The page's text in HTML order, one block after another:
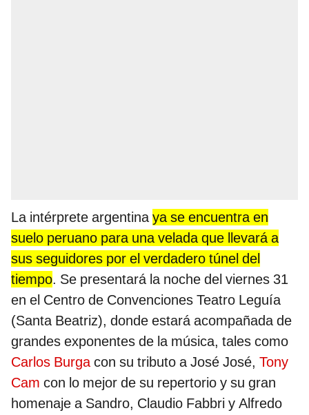
La intérprete argentinaya se encuentra en
suelo peruano para una velada que llevará a
sus seguidores por el verdadero túnel del
tiempo. Se presentará la noche del viernes 31
en el Centro de Convenciones Teatro Leguía
(Santa Beatriz), donde estará acompañada de
grandes exponentes de la música, tales como
Carlos Burgacon su tributo a José José, Tony
Cam con lo mejor de su repertorio y su gran
homenaje a Sandro, Claudio Fabbri y Alfredo